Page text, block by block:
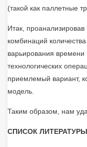
(такой как паллетные
Итак,
комбинаций
варьирования
технологических
приемлемый вариант,
модель.
Таким образом, нам
СПИСОК ЛИТЕРАТУРЫ